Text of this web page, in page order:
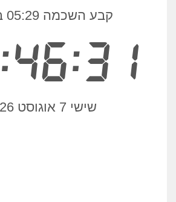
קבע השכמה 05:29 בבוקר
שישי 7 אוגוסט 2026